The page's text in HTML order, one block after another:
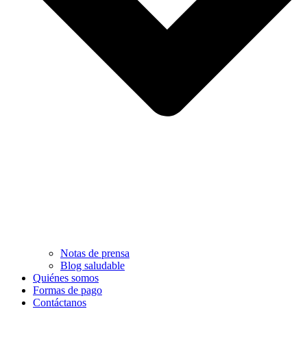
Notas de prensa
Blog saludable
Quiénes somos
Formas de pago
Contáctanos